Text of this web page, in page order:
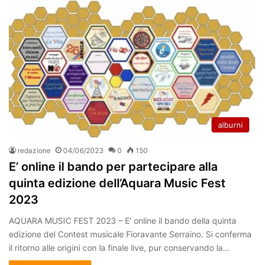
alburni
redazione 04/06/2023 0 150
E’ online il bando per partecipare alla
quinta edizione dell’Aquara Music Fest
2023
AQUARA MUSIC FEST 2023 – E’ online il bando della quinta
edizione del Contest musicale Fioravante Serraino. Si conferma
il ritorno alle origini con la finale live, pur conservando la…